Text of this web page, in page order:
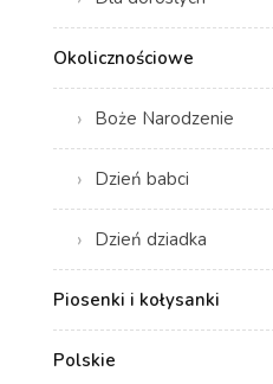
Okolicznościowe
Boże Narodzenie
Dzień babci
Dzień dziadka
Piosenki i kołysanki
Polskie